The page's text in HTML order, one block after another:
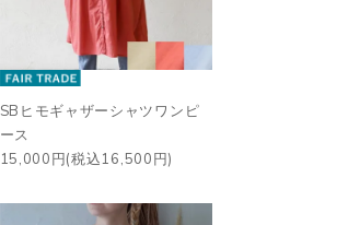
SBヒモギャザーシャツワンピ
ース
15,000円(税込16,500円)